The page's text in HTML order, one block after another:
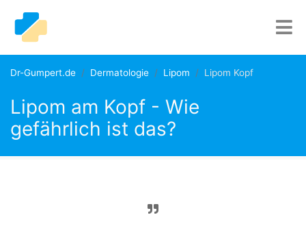
Dr-Gumpert.de Dermatologie Lipom Lipom Kopf
Lipom am Kopf - Wie
gefährlich ist das?